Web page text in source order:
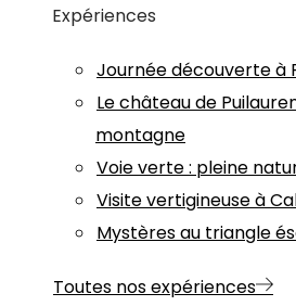
Expériences
Journée découverte à
Le château de
montagne
Voie verte : pleine
Visite vertigineuse à
Mystères au triangle
Toutes nos expériences